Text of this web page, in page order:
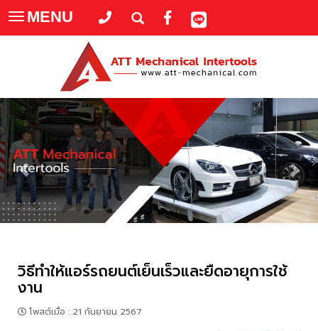
Toggle
navigation
MENU
วิธีทำให้แอร์รถยนต์เย็นเร็วและยืดอายุการใช้
งาน
โพสต์เมื่อ : 21 กันยายน 2567